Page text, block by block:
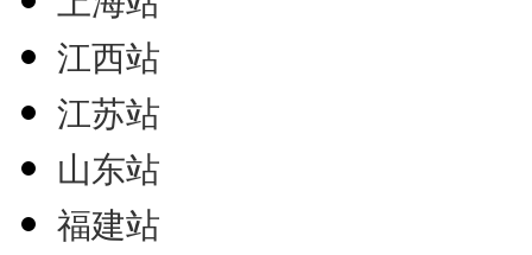
江西站
江苏站
山东站
福建站